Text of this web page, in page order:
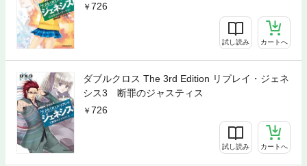
726
試し読み カートへ
ダブルクロス The 3rd Edition リプレイ・ジェネ
シス3 断罪のジャスティス
726
試し読み カートへ